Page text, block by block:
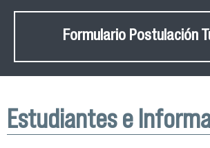
Formulario Postulación
Estudiantes e